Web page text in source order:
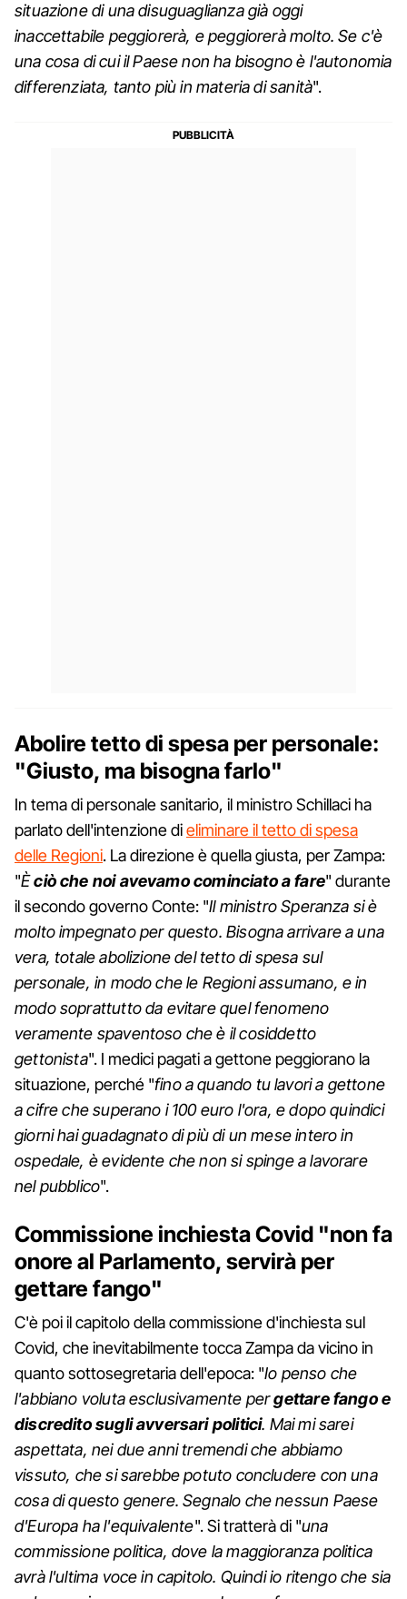
situazione di una disuguaglianza già oggi
inaccettabile peggiorerà, e peggiorerà molto. Se c'è
una cosa di cui il Paese non ha bisogno è l'autonomia
differenziata, tanto più in materia di sanità".
Abolire tetto di spesa per personale:
"Giusto, ma bisogna farlo"
In tema di personale sanitario, il ministro Schillaci ha
parlato dell'intenzione dieliminare il tetto di spesa
delle Regioni. La direzione è quella giusta, per Zampa:
"Èciò che noi avevamo cominciato a fare" durante
il secondo governo Conte: "Il ministro Speranza si è
molto impegnato per questo. Bisogna arrivare a una
vera, totale abolizione del tetto di spesa sul
personale, in modo che le Regioni assumano, e in
modo soprattutto da evitare quel fenomeno
veramente spaventoso che è il cosiddetto
gettonista". I medici pagati a gettone peggiorano la
situazione, perché "fino a quando tu lavori a gettone
a cifre che superano i 100 euro l'ora, e dopo quindici
giorni hai guadagnato di più di un mese intero in
ospedale, è evidente che non si spinge a lavorare
nel pubblico".
Commissione inchiesta Covid "non fa
onore al Parlamento, servirà per
gettare fango"
C'è poi il capitolo della commissione d'inchiesta sul
Covid, che inevitabilmente tocca Zampa da vicino in
quanto sottosegretaria dell'epoca: "Io penso che
l'abbiano voluta esclusivamente pergettare fango e
discredito sugli avversari politici. Mai mi sarei
aspettata, nei due anni tremendi che abbiamo
vissuto, che si sarebbe potuto concludere con una
cosa di questo genere. Segnalo che nessun Paese
d'Europa ha l'equivalente". Si tratterà di "una
commissione politica, dove la maggioranza politica
avrà l'ultima voce in capitolo. Quindi io ritengo che sia